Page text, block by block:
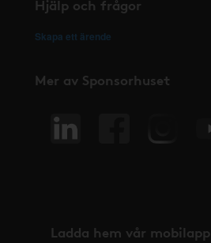
Hjälp och frågor
Skapa ett ärende
Mer av Sponsorhuset
Ladda hem vår mobilapp